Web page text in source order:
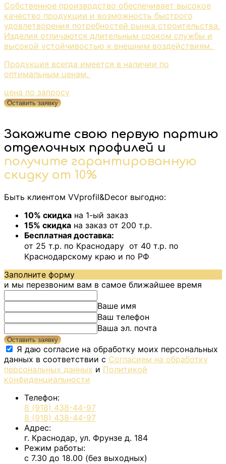
Собственное производство обеспечивает высокое
качество продукции и возможность быстрого
удовлетворения потребностей рынка строительства.
Изделия отличаются длительным сроком службы и
высокой устойчивостью к внешним воздействиям.
Продукция всегда имеется в наличии по
оптимальным ценам.
цена по запросу
Оставить заявку
Закажите свою первую партию
отделочных профилей и
получите гарантированную
скидку от 10%
Быть клиентом VVprofil&Decor выгодно:
10% скидка на 1-ый заказ
15% скидка на заказ от 200 т.р.
Бесплатная доставка:
от 25 т.р. по Краснодару от 40 т.р. по
Краснодарскому краю и по РФ
Заполните форму
и мы перезвоним вам в самое ближайшее время
Ваше имя
Ваш телефон
Ваша эл. почта
Оставить заявку
Я даю согласие на обработку моих персональных
данных в соответствии с Согласием на обработку
персональных данных и Политикой
конфиденциальности
Телефон:
8 (918) 438-44-97
8 (918) 438-44-97
Адрес:
г. Краснодар, ул. Фрунзе д. 184
Режим работы:
с 7.30 до 18.00 (без выходных)